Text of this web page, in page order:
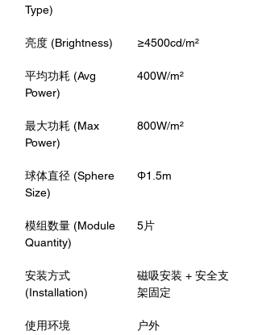
Type)
亮度 (Brightness) ≥4500cd/m²
平均功耗 (Avg
Power)
400W/m²
最大功耗 (Max
Power)
800W/m²
球体直径 (Sphere
Size)
Φ1.5m
模组数量 (Module
Quantity)
5片
安装方式
(Installation)
磁吸安装 + 安全支
架固定
使用环境
户外